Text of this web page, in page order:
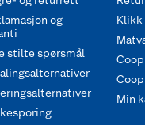
og
stilte spørsmål
Klikk
Min